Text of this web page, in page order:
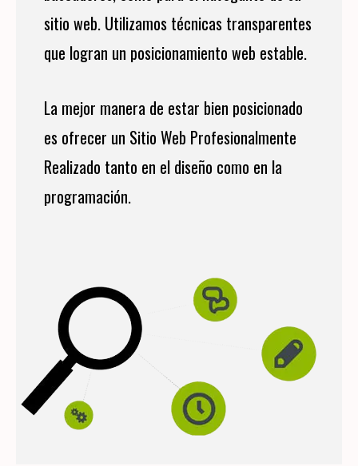
sitio web. Utilizamos técnicas transparentes
que logran un posicionamiento web estable.
La mejor manera de estar bien posicionado
es ofrecer un Sitio Web Profesionalmente
Realizado tanto en el diseño como en la
programación.